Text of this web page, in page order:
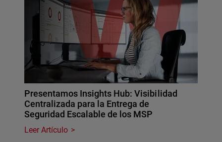
Presentamos Insights Hub: Visibilidad
Centralizada para la Entrega de
Seguridad Escalable de los MSP
Leer Artículo